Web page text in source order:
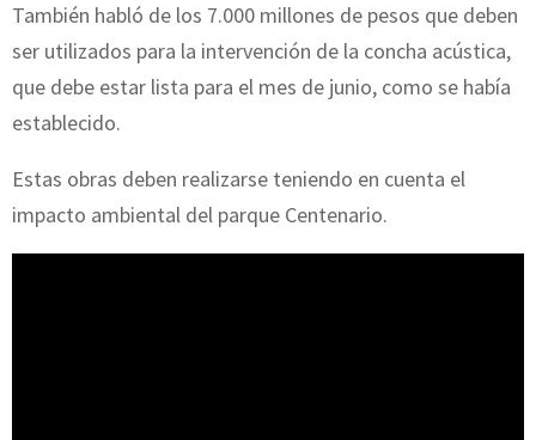
También habló de los 7.000 millones de pesos que deben
ser utilizados para la intervención de la concha acústica,
que debe estar lista para el mes de junio, como se había
establecido.
Estas obras deben realizarse teniendo en cuenta el
impacto ambiental del parque Centenario.